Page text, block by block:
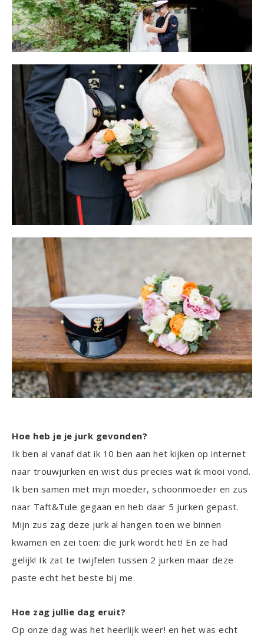
Hoe heb je je jurk gevonden?
Ik ben al vanaf dat ik 10 ben aan het kijken op internet
naar trouwjurken en wist dus precies wat ik mooi vond.
Ik ben samen met mijn moeder, schoonmoeder en zus
naar Taft&Tule gegaan en heb daar 5 jurken gepast.
Mijn zus zag deze jurk al hangen toen we binnen
kwamen en zei toen: die jurk wordt het! En ze had
gelijk! Ik zat te twijfelen tussen 2 jurken maar deze
paste echt het beste bij me.
Hoe zag jullie dag eruit?
Op onze dag was het heerlijk weer! en het was echt